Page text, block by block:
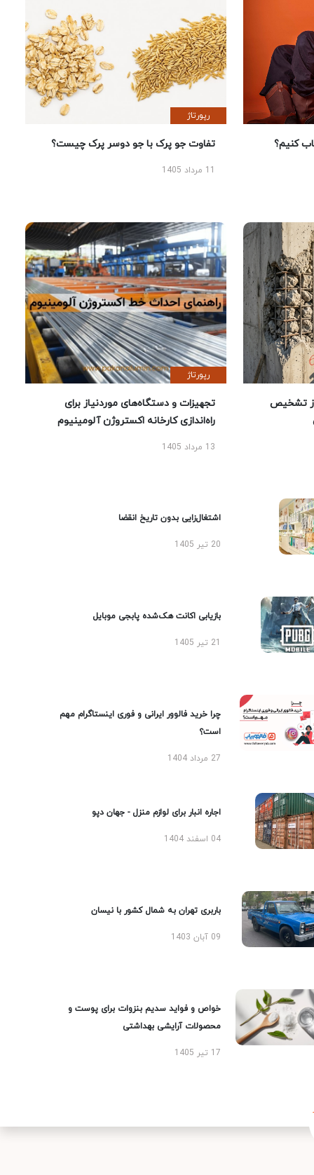
کنیم؟
رپورتاژ
تفاوت جو پرک با جو دوسر پرک چیست؟
تشخیص
رپورتاژ
تجهیزات و دستگاه‌های موردنیاز برای
راه‌اندازی کارخانه اکستروژن آلومینیوم
13 مرداد 1405
اشتغال‌زایی بدون تاریخ انقضا
20 تیر 1405
بازیابی اکانت هک‌شده پابجی موبایل
چرا خرید فالوور ایرانی و فوری اینستاگرام مهم
است؟
27 مرداد 1404
اجاره انبار برای لوازم منزل - جهان دپو
04 اسفند 1404
باربری تهران به شمال کشور با نیسان
09 آبان 1403
خواص و فواید سدیم بنزوات برای پوست و
محصولات آرایشی بهداشتی
17 تیر 1405